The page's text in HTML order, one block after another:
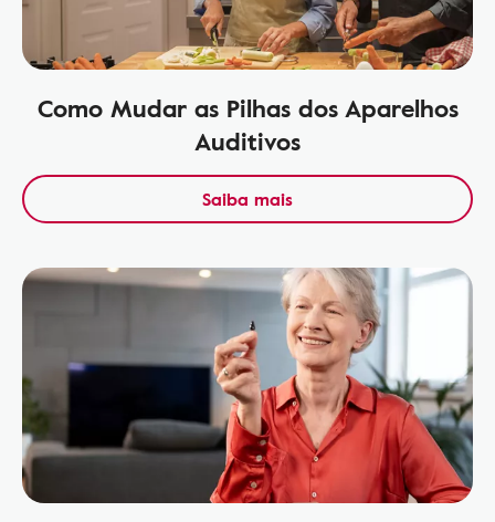
Como Mudar as Pilhas dos Aparelhos
Auditivos
Saiba mais